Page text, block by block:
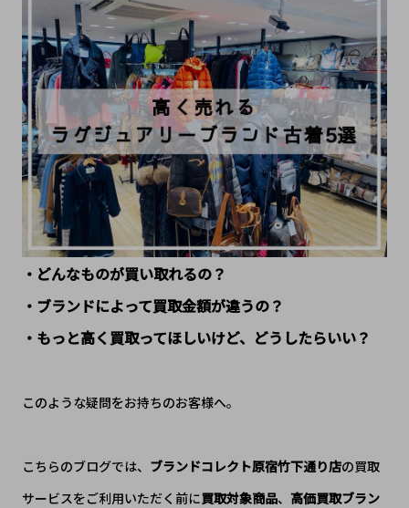
・どんなものが買い取れるの？
・ブランドによって買取金額が違うの？
・もっと高く買取ってほしいけど、どうしたらいい？
このような疑問をお持ちのお客様へ。
こちらのブログでは、 ブランドコレクト原宿竹下通り店の買取
サービスをご利用いただく前に買取対象商品、 高価買取ブラン